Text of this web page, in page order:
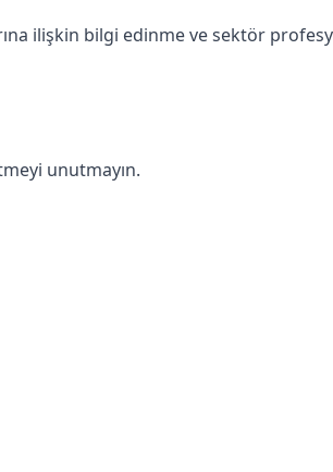
ilişkin bilgi edinme ve sektör
unutmayın.